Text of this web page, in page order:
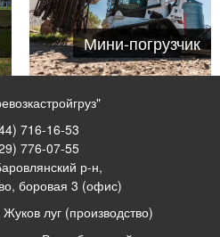
Мини-погрузчик
716-16-53
776-07-55
р-н,
боровая 3 (офис)
луг (производство)